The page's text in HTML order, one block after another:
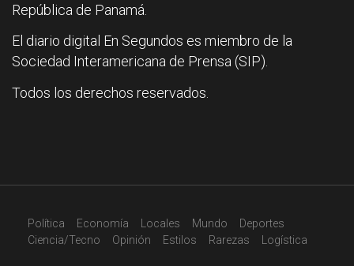
República de Panamá.
El diario digital En Segundos es miembro de la
Sociedad Interamericana de Prensa (SIP).
Todos los derechos reservados.
Política Economía Locales Mundo
Deportes
Ciencia/Tecno
Opinión Estilos Rarezas Logística